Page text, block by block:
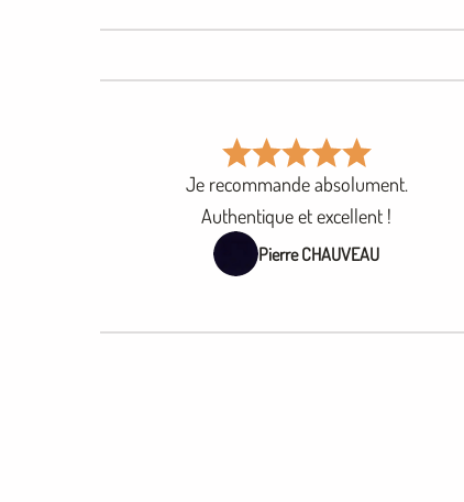
Je recommande absolument.
Authentique et excellent !
Pierre CHAUVEAU